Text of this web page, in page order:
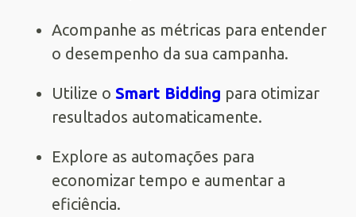
Acompanhe as métricas para entender
o desempenho da sua campanha.
Utilize o Smart Bidding para otimizar
resultados automaticamente.
Explore as automações para
economizar tempo e aumentar a
eficiência.